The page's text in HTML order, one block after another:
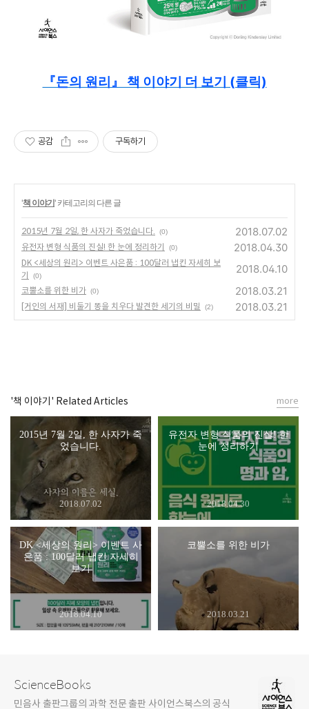
『돈의 원리』 책 이야기 더 보기 (클릭)
공감 구독하기
'책 이야기' 카테고리의 다른 글
2015년 7월 2일, 한 사자가 죽었습니다. (0) 2018.07.02
유전자 변형 식품의 진실! 한 눈에 정리하기 (0) 2018.04.30
DK <세상의 원리> 이벤트 사은품 : 100달러 냅킨 자세히 보
기
(0)
2018.04.10
코뿔소를 위한 비가 (0) 2018.03.21
[거인의 서재] 비둘기 똥을 치우다 발견한 세기의 비밀 (2) 2018.03.21
'책 이야기' Related Articles
2015년 7월 2일, 한 사자가 죽
었습니다.
2018.07.02
유전자 변형 식품의 진실! 한
눈에 정리하기
2018.04.30
DK <세상의 원리> 이벤트 사
은품 : 100달러 냅킨 자세히
보기
2018.04.10
코뿔소를 위한 비가
2018.03.21
more
ScienceBooks
민음사 출판그룹의 과학 전문 출판 사이언스북스의 공식